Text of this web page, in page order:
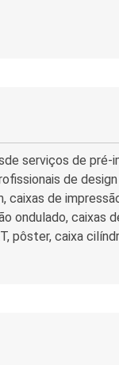
serviços de pré-
de design
caixas de
ondulado, caixas
pôster, caixa